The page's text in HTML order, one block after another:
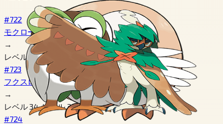
#722
モクロー
→
レベル 17
#723
フクスロー
→
レベル 34, レベル 36
#724